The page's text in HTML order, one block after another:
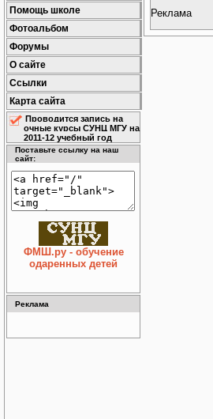
Помощь школе
Фотоальбом
Форумы
О сайте
Ссылки
Карта сайта
Проводится запись на
очные курсы СУНЦ МГУ на
2011-12 учебный год
Поставьте ссылку на наш
сайт:
ФМШ.ру - обучение
одаренных детей
Реклама
Реклама